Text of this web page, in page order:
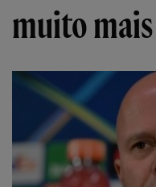
muito mais